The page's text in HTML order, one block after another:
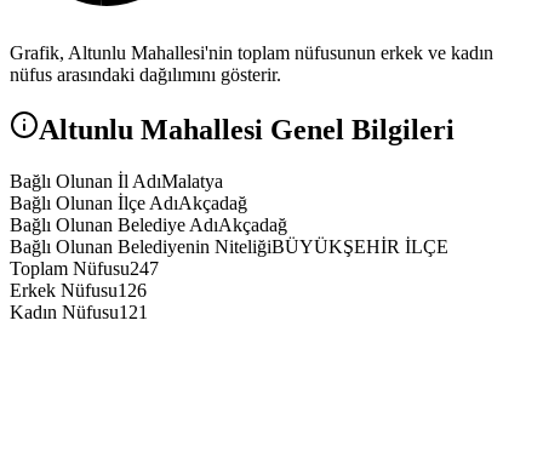
Grafik, Altunlu Mahallesi'nin toplam nüfusunun erkek ve kadın
nüfus arasındaki dağılımını gösterir.
Altunlu Mahallesi Genel Bilgileri
Bağlı Olunan İl AdıMalatya
Bağlı Olunan İlçe AdıAkçadağ
Bağlı Olunan Belediye AdıAkçadağ
Bağlı Olunan Belediyenin NiteliğiBÜYÜKŞEHİR İLÇE
Toplam Nüfusu247
Erkek Nüfusu126
Kadın Nüfusu121